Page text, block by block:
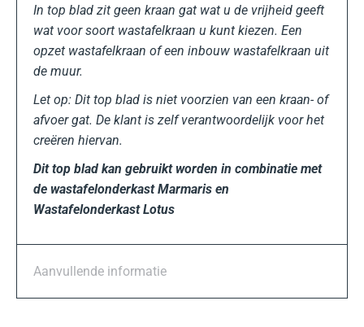
In top blad zit geen kraan gat wat u de vrijheid geeft
wat voor soort wastafelkraan u kunt kiezen. Een
opzet wastafelkraan of een inbouw wastafelkraan uit
de muur.
Let op: Dit top blad is niet voorzien van een kraan- of
afvoer gat. De klant is zelf verantwoordelijk voor het
creëren hiervan.
Dit top blad kan gebruikt worden in combinatie met
de wastafelonderkast Marmaris en
Wastafelonderkast Lotus
Aanvullende informatie